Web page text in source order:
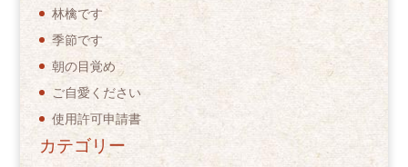
林檎です
季節です
朝の目覚め
ご自愛ください
使用許可申請書
カテゴリー